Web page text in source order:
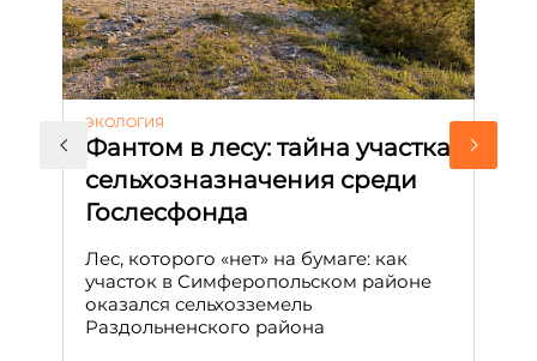
ЭКОЛОГИЯ
Фантом в лесу: тайна участка
сельхозназначения среди
Гослесфонда
Лес, которого «нет» на бумаге: как
участок в Симферопольском районе
оказался сельхозземель
Раздольненского района